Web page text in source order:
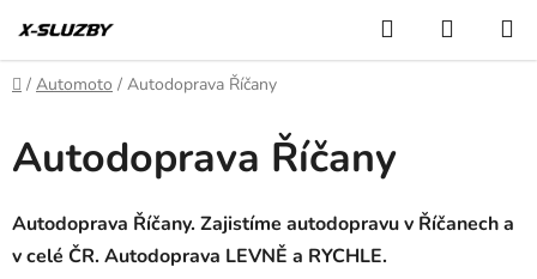
na
obsah
Hledat
KOŠÍK
Domů
/ Automoto / Autodoprava Říčany
Autodoprava Říčany
Autodoprava Říčany. Zajistíme autodopravu v Říčanech a
v celé ČR. Autodoprava LEVNĚ a RYCHLE.